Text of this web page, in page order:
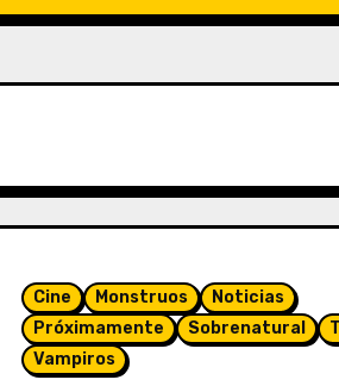
Cine Monstruos
Noticias
Próximamente
Sobrenatural
Vampiros